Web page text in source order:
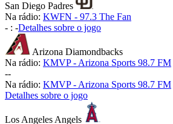
San Diego Padres
Na rádio: KWFN - 97.3 The Fan
- : -Detalhes sobre o jogo
Arizona Diamondbacks
Na rádio: KMVP - Arizona Sports 98.7 FM
--
Na rádio: KMVP - Arizona Sports 98.7 FM
Detalhes sobre o jogo
Los Angeles Angels